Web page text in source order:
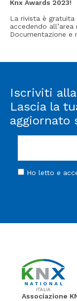
Knx Awards 2023!
La rivista è gratuita
accedendo
Documentazione e
Iscriviti
Lascia la
aggiornato
Ho letto e
Associazione